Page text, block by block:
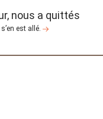
nous a quittés
est allé.